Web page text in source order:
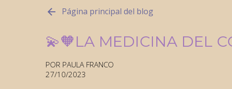
Página principal del blog
💫🧡LA MEDICINA DEL
POR PAULA FRANCO
27/10/2023